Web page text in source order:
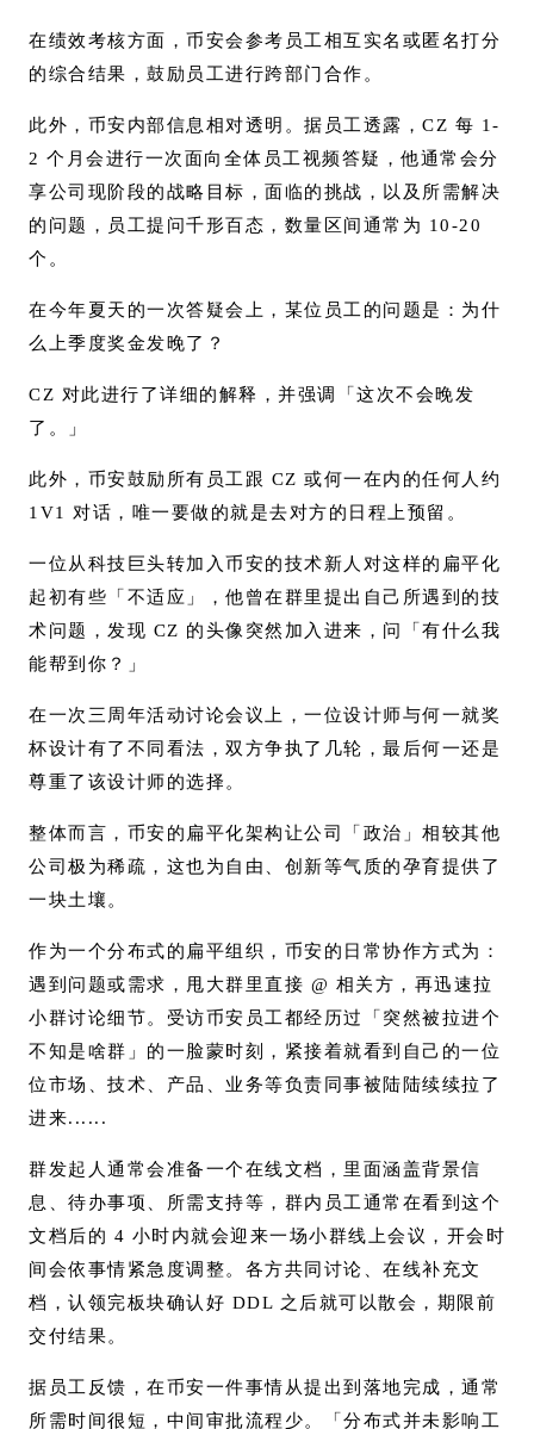
在绩效考核方面，币安会参考员工相互实名或匿名打分
的综合结果，鼓励员工进行跨部门合作。
此外，币安内部信息相对透明。据员工透露，CZ 每 1-
2 个月会进行一次面向全体员工视频答疑，他通常会分
享公司现阶段的战略目标，面临的挑战，以及所需解决
的问题，员工提问千形百态，数量区间通常为 10-20
个。
在今年夏天的一次答疑会上，某位员工的问题是：为什
么上季度奖金发晚了？
CZ 对此进行了详细的解释，并强调「这次不会晚发
了。」
此外，币安鼓励所有员工跟 CZ 或何一在内的任何人约
1V1 对话，唯一要做的就是去对方的日程上预留。
一位从科技巨头转加入币安的技术新人对这样的扁平化
起初有些「不适应」，他曾在群里提出自己所遇到的技
术问题，发现 CZ 的头像突然加入进来，问「有什么我
能帮到你？」
在一次三周年活动讨论会议上，一位设计师与何一就奖
杯设计有了不同看法，双方争执了几轮，最后何一还是
尊重了该设计师的选择。
整体而言，币安的扁平化架构让公司「政治」相较其他
公司极为稀疏，这也为自由、创新等气质的孕育提供了
一块土壤。
作为一个分布式的扁平组织，币安的日常协作方式为：
遇到问题或需求，甩大群里直接 @ 相关方，再迅速拉
小群讨论细节。受访币安员工都经历过「突然被拉进个
不知是啥群」的一脸蒙时刻，紧接着就看到自己的一位
位市场、技术、产品、业务等负责同事被陆陆续续拉了
进来......
群发起人通常会准备一个在线文档，里面涵盖背景信
息、待办事项、所需支持等，群内员工通常在看到这个
文档后的 4 小时内就会迎来一场小群线上会议，开会时
间会依事情紧急度调整。各方共同讨论、在线补充文
档，认领完板块确认好 DDL 之后就可以散会，期限前
交付结果。
据员工反馈，在币安一件事情从提出到落地完成，通常
所需时间很短，中间审批流程少。「分布式并未影响工